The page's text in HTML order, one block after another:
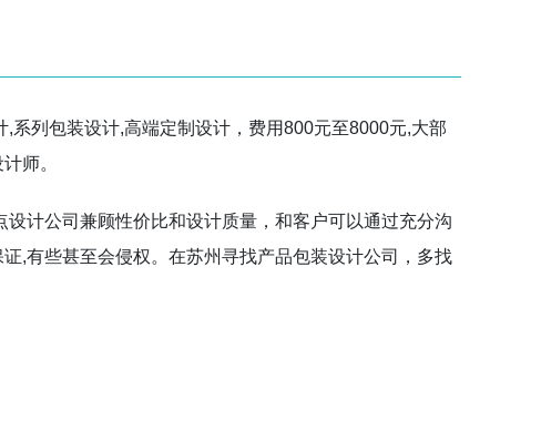
列包装设计,高端定制设计，费用800元至8000元,大部
师。
计公司兼顾性价比和设计质量，和客户可以通过充分沟
,有些甚至会侵权。在苏州寻找产品包装设计公司，多找